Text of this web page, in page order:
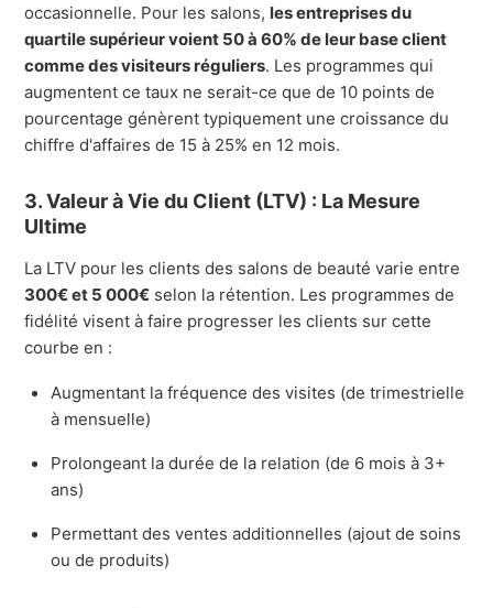
occasionnelle. Pour les salons, les entreprises du
quartile supérieur voient 50 à 60% de leur base client
comme des visiteurs réguliers. Les programmes qui
augmentent ce taux ne serait-ce que de 10 points de
pourcentage génèrent typiquement une croissance du
chiffre d'affaires de 15 à 25% en 12 mois.
3. Valeur à Vie du Client (LTV) : La Mesure
Ultime
La LTV pour les clients des salons de beauté varie entre
300€ et 5 000€ selon la rétention. Les programmes de
fidélité visent à faire progresser les clients sur cette
courbe en :
Augmentant la fréquence des visites (de trimestrielle
à mensuelle)
Prolongeant la durée de la relation (de 6 mois à 3+
ans)
Permettant des ventes additionnelles (ajout de soins
ou de produits)